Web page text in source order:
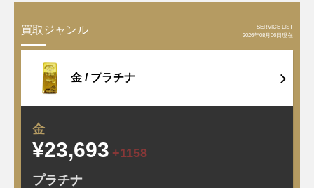
買取ジャンル
SERVICE LIST
2026年08月06日現在
金 / プラチナ
金
¥23,693 +1158
プラチナ